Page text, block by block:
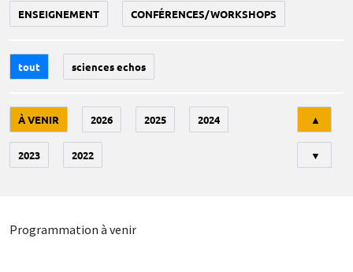
ENSEIGNEMENT CONFÉRENCES/WORKSHOPS
tout sciences echos
À VENIR 2026 2025 2024
2023 2022
▲
▼
Programmation à venir